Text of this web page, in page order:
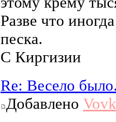
Разве что
песка.
С Киргизии
Re: Весело
Добавлено